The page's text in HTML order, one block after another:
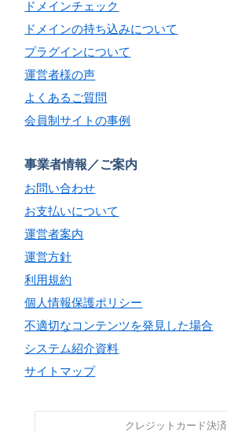
ドメインチェック
ドメインの持ち込みについて
プラグインについて
運営者様の声
よくあるご質問
会員制サイトの事例
事業者情報／ご案内
お問い合わせ
お支払いについて
運営者案内
運営方針
利用規約
個人情報保護ポリシー
不適切なコンテンツを発見した場合
システム紹介資料
サイトマップ
クレジットカード決済